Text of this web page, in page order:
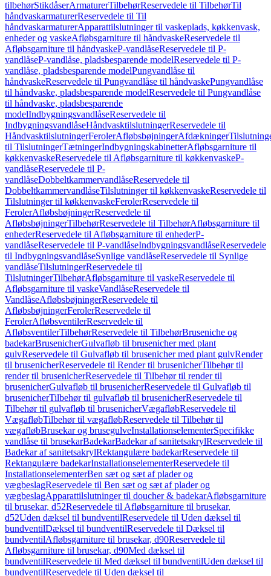
tilbehørStikdåserArmaturerTilbehørReservedele til TilbehørTil
håndvaskarmaturerReservedele til Til
håndvaskarmaturerApparattilslutninger til vaskeplads, køkkenvask,
enheder og vaskeAfløbsgarniture til håndvaskeReservedele til
Afløbsgarniture til håndvaskeP-vandlåseReservedele til P-
vandlåseP-vandlåse, pladsbesparende modelReservedele til P-
vandlåse, pladsbesparende modelPungvandlåse til
håndvaskeReservedele til Pungvandlåse til håndvaskePungvandlåse
til håndvaske, pladsbesparende modelReservedele til Pungvandlåse
til håndvaske, pladsbesparende
modelIndbygningsvandlåseReservedele til
IndbygningsvandlåseHåndvasktilslutningerReservedele til
HåndvasktilslutningerFerolerAfløbsbøjningerAfdækninger
til TilslutningerTætningerIndbygningskabinetterAfløbsgarniture til
køkkenvaskeReservedele til Afløbsgarniture til køkkenvaskeP-
vandlåseReservedele til P-
vandlåseDobbeltkammervandlåseReservedele til
DobbeltkammervandlåseTilslutninger til køkkenvaskeReservedele til
Tilslutninger til køkkenvaskeFerolerReservedele til
FerolerAfløbsbøjningerReservedele til
AfløbsbøjningerTilbehørReservedele til TilbehørAfløbsgarniture til
enhederReservedele til Afløbsgarniture til enhederP-
vandlåseReservedele til P-vandlåseIndbygningsvandlåseReservedele
til IndbygningsvandlåseSynlige vandlåseReservedele til Synlige
vandlåseTilslutningerReservedele til
TilslutningerTilbehørAfløbsgarniture til vaskeReservedele til
Afløbsgarniture til vaskeVandlåseReservedele til
VandlåseAfløbsbøjningerReservedele til
AfløbsbøjningerFerolerReservedele til
FerolerAfløbsventilerReservedele til
AfløbsventilerTilbehørReservedele til TilbehørBruseniche og
badekarBrusenicherGulvafløb til brusenicher med plant
gulvReservedele til Gulvafløb til brusenicher med plant gulvRender
til brusenicherReservedele til Render til brusenicherTilbehør til
render til brusenicherReservedele til Tilbehør til render til
brusenicherGulvafløb til brusenicherReservedele til Gulvafløb til
brusenicherTilbehør til gulvafløb til brusenicherReservedele til
Tilbehør til gulvafløb til brusenicherVægafløbReservedele til
VægafløbTilbehør til vægafløbReservedele til Tilbehør til
vægafløbBrusekar og brusegulveInstallationselementerSpecifikke
vandlåse til brusekarBadekarBadekar af sanitetsakrylReservedele til
Badekar af sanitetsakrylRektangulære badekarReservedele til
Rektangulære badekarInstallationselementerReservedele til
InstallationselementerBen sæt og sæt af plader og
vægbeslagReservedele til Ben sæt og sæt af plader og
vægbeslagApparattilslutninger til doucher & badekarAfløbsgarniture
til brusekar, d52Reservedele til Afløbsgarniture til brusekar,
d52Uden dæksel til bundventilReservedele til Uden dæksel til
bundventilDæksel til bundventilReservedele til Dæksel til
bundventilAfløbsgarniture til brusekar, d90Reservedele til
Afløbsgarniture til brusekar, d90Med dæksel til
bundventilReservedele til Med dæksel til bundventilUden dæksel til
bundventilReservedele til Uden dæksel til